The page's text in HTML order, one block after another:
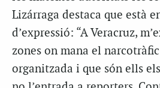
Lizárraga destaca que està
d’expressió: “A Veracruz,
zones on mana el
organitzada i que són ells